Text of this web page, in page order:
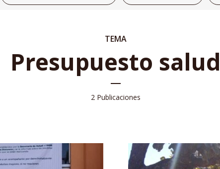
TEMA
Presupuesto salud
2 Publicaciones